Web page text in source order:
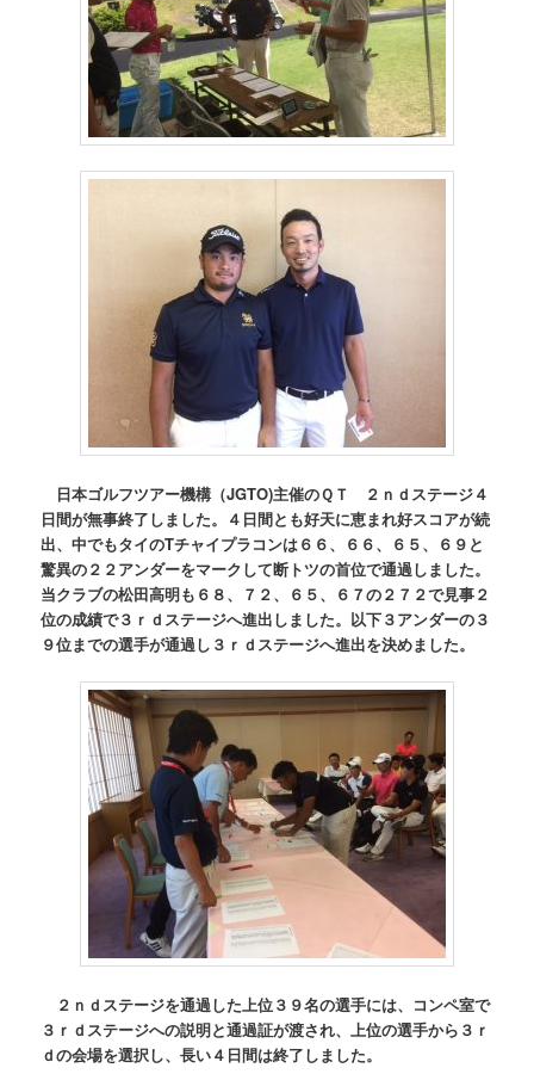
日本ゴルフツアー機構（JGTO)主催のＱＴ ２ｎｄステージ４
日間が無事終了しました。４日間とも好天に恵まれ好スコアが続
出、中でもタイのTチャイプラコンは６６、６６、６５、６９と
驚異の２２アンダーをマークして断トツの首位で通過しました。
当クラブの松田高明も６８、７２、６５、６７の２７２で見事２
位の成績で３ｒｄステージへ進出しました。以下３アンダーの３
９位までの選手が通過し３ｒｄステージへ進出を決めました。
２ｎｄステージを通過した上位３９名の選手には、コンペ室で
３ｒｄステージへの説明と通過証が渡され、上位の選手から３ｒ
ｄの会場を選択し、長い４日間は終了しました。